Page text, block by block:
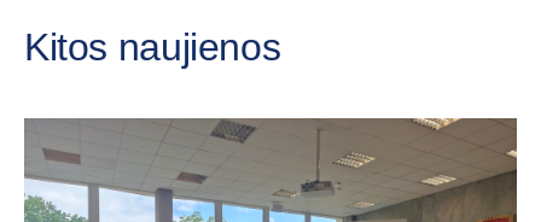
Kitos naujienos